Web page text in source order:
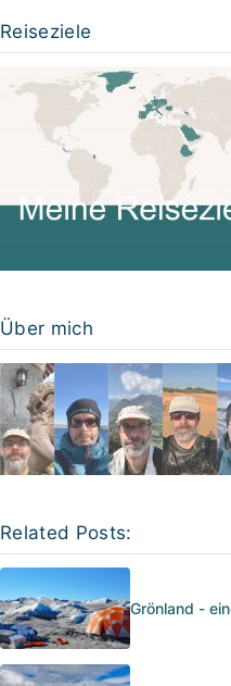
Reiseziele
Über mich
Related Posts:
Grönland -